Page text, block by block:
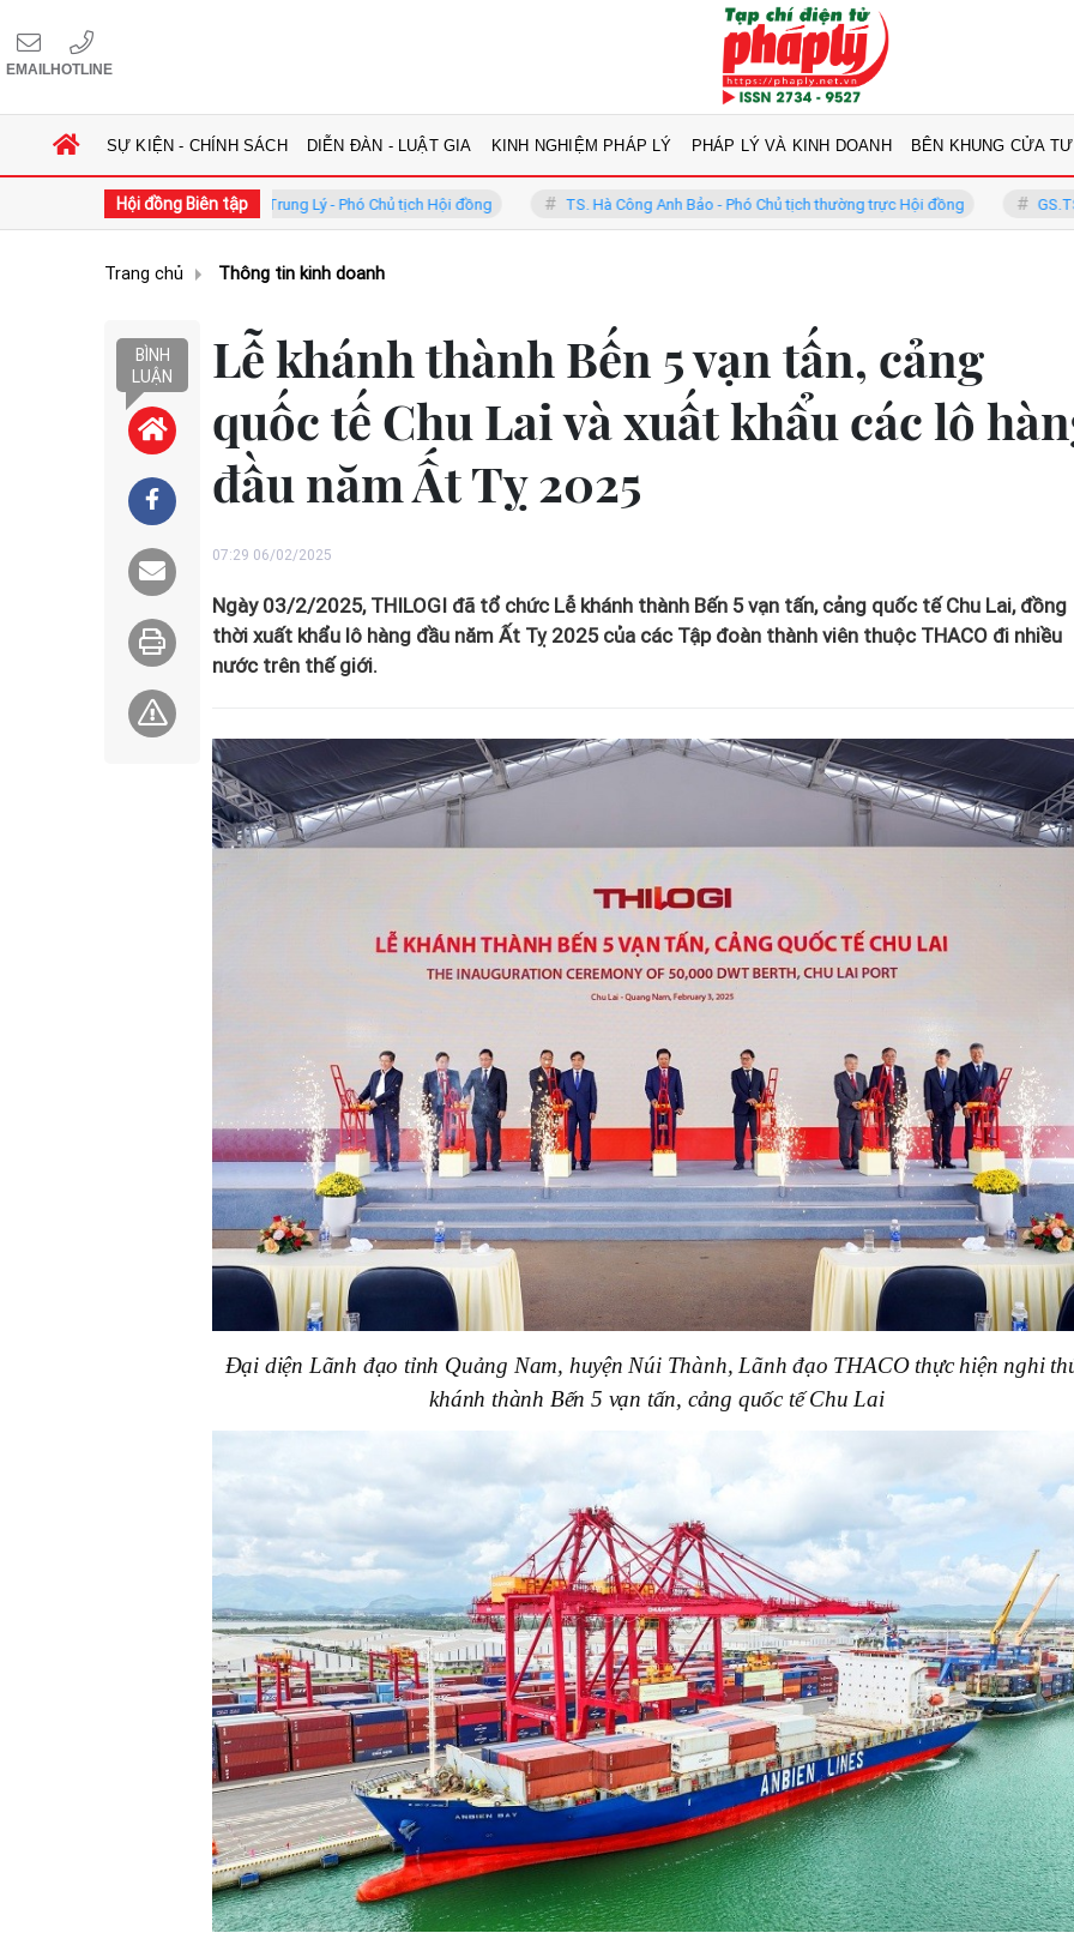
EMAILHOTLINE
SỰ KIỆN - CHÍNH SÁCH DIỄN ĐÀN - LUẬT GIA KINH NGHIỆM PHÁP LÝ PHÁP LÝ VÀ KINH DOANH BÊN KHUNG CỬA
Hội đồng Biên tập
GS.TS. Phan Trung Lý - Phó Chủ tịch Hội đồng TS. Hà Công Anh Bảo - Phó Chủ tịch thường trực Hội đồng GS.TS Võ Khánh Vinh -
Trang chủ Thông tin kinh doanh
BÌNH
LUẬN
Lễ khánh thành Bến 5 vạn tấn, cảng
quốc tế Chu Lai và xuất khẩu các lô
đầu năm Ất Tỵ 2025
07:29 06/02/2025
Ngày 03/2/2025, THILOGI đã tổ chức Lễ khánh thành Bến 5 vạn tấn, cảng quốc tế Chu Lai, đồng
thời xuất khẩu lô hàng đầu năm Ất Tỵ 2025 của các Tập đoàn thành viên thuộc THACO đi nhiều
nước trên thế giới.
Đại diện Lãnh đạo tỉnh Quảng Nam, huyện Núi Thành, Lãnh đạo THACO thực hiện nghi
khánh thành Bến 5 vạn tấn, cảng quốc tế Chu Lai